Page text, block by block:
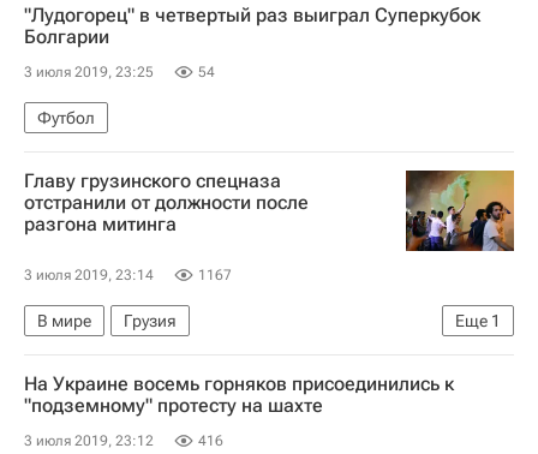
"Лудогорец" в четвертый раз выиграл Суперкубок
Болгарии
3 июля 2019, 23:25 54
Футбол
Главу грузинского спецназа
отстранили от должности после
разгона митинга
3 июля 2019, 23:14 1167
Еще 1
В мире
Грузия
Прекращение авиасообщения между Россией и Грузией
На Украине восемь горняков присоединились к
"подземному" протесту на шахте
3 июля 2019, 23:12 416